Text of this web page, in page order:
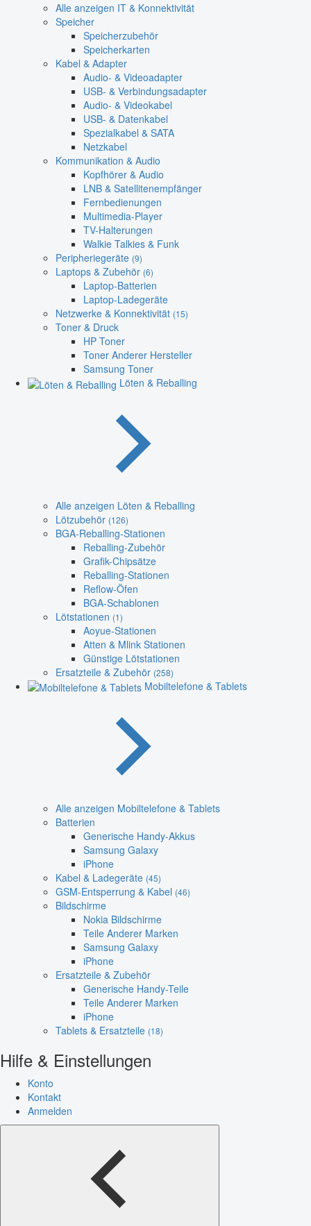
Alle anzeigen IT & Konnektivität
Speicher
Speicherzubehör
Speicherkarten
Kabel & Adapter
Audio- & Videoadapter
USB- & Verbindungsadapter
Audio- & Videokabel
USB- & Datenkabel
Spezialkabel & SATA
Netzkabel
Kommunikation & Audio
Kopfhörer & Audio
LNB & Satellitenempfänger
Fernbedienungen
Multimedia-Player
TV-Halterungen
Walkie Talkies & Funk
Peripheriegeräte (9)
Laptops & Zubehör (6)
Laptop-Batterien
Laptop-Ladegeräte
Netzwerke & Konnektivität (15)
Toner & Druck
HP Toner
Toner Anderer Hersteller
Samsung Toner
Löten & Reballing
Alle anzeigen Löten & Reballing
Lötzubehör (126)
BGA-Reballing-Stationen
Reballing-Zubehör
Grafik-Chipsätze
Reballing-Stationen
Reflow-Öfen
BGA-Schablonen
Lötstationen (1)
Aoyue-Stationen
Atten & Mlink Stationen
Günstige Lötstationen
Ersatzteile & Zubehör (258)
Mobiltelefone & Tablets
Alle anzeigen Mobiltelefone & Tablets
Batterien
Generische Handy-Akkus
Samsung Galaxy
iPhone
Kabel & Ladegeräte (45)
GSM-Entsperrung & Kabel (46)
Bildschirme
Nokia Bildschirme
Teile Anderer Marken
Samsung Galaxy
iPhone
Ersatzteile & Zubehör
Generische Handy-Teile
Teile Anderer Marken
iPhone
Tablets & Ersatzteile (18)
Hilfe & Einstellungen
Konto
Kontakt
Anmelden